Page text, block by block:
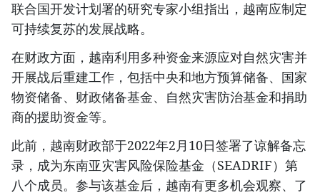
联合国开发计划署的研究专家小组指出，越南应制定
可持续复苏的发展战略。
在财政方面，越南利用多种资金来源应对自然灾害并
开展战后重建工作，包括中央和地方预算储备、国家
物资储备、财政储备基金、自然灾害防治基金和捐助
商的援助资金等。
此前，越南财政部于2022年2月10日签署了谅解备忘
录，成为东南亚灾害风险保险基金（SEADRIF）第
八个成员。参与该基金后，越南有更多机会观察、了